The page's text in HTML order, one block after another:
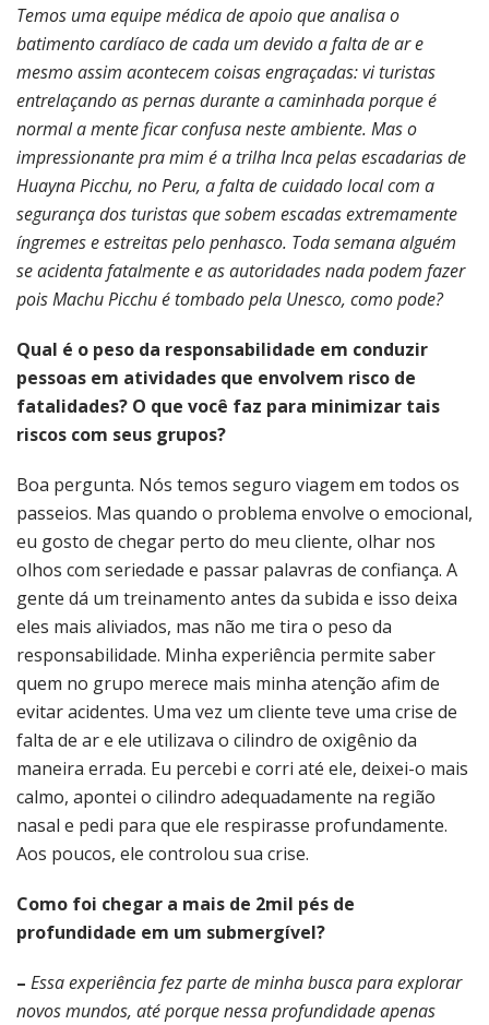
Temos uma equipe médica de apoio que analisa o
batimento cardíaco de cada um devido a falta de ar e
mesmo assim acontecem coisas engraçadas: vi turistas
entrelaçando as pernas durante a caminhada porque é
normal a mente ficar confusa neste ambiente. Mas o
impressionante pra mim é a trilha Inca pelas escadarias de
Huayna Picchu, no Peru, a falta de cuidado local com a
segurança dos turistas que sobem escadas extremamente
íngremes e estreitas pelo penhasco. Toda semana alguém
se acidenta fatalmente e as autoridades nada podem fazer
pois Machu Picchu é tombado pela Unesco, como pode?
Qual é o peso da responsabilidade em conduzir
pessoas em atividades que envolvem risco de
fatalidades? O que você faz para minimizar tais
riscos com seus grupos?
Boa pergunta. Nós temos seguro viagem em todos os
passeios. Mas quando o problema envolve o emocional,
eu gosto de chegar perto do meu cliente, olhar nos
olhos com seriedade e passar palavras de confiança. A
gente dá um treinamento antes da subida e isso deixa
eles mais aliviados, mas não me tira o peso da
responsabilidade. Minha experiência permite saber
quem no grupo merece mais minha atenção afim de
evitar acidentes. Uma vez um cliente teve uma crise de
falta de ar e ele utilizava o cilindro de oxigênio da
maneira errada. Eu percebi e corri até ele, deixei-o mais
calmo, apontei o cilindro adequadamente na região
nasal e pedi para que ele respirasse profundamente.
Aos poucos, ele controlou sua crise.
Como foi chegar a mais de 2mil pés de
profundidade em um submergível?
– Essa experiência fez parte de minha busca para explorar
novos mundos, até porque nessa profundidade apenas